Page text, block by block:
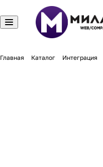
Главная Каталог Интеграция